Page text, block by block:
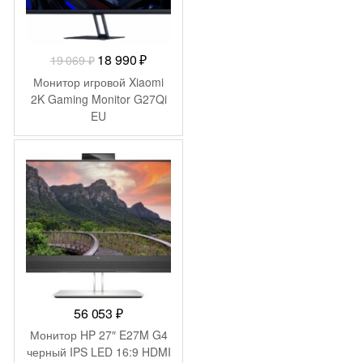
19 069₽ Первоначальная
цена
составляла
19
069 ₽.
18 990₽Текущая
цена:
18
Монитор игровой Xiaomi
2K Gaming Monitor G27Qi
EU
56 053₽
Монитор HP 27″ E27M G4
черный IPS LED 16:9 HDMI